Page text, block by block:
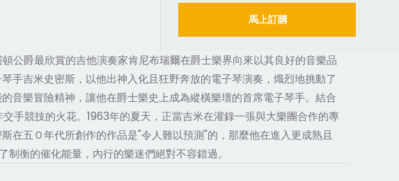
馬上訂購
公爵最欣賞的吉他演奏家肯尼布瑞爾在爵士樂界向來以其良好的音樂品
手吉米史密斯，以他出神入化且狂野奔放的電子琴演奏，熾烈地挑動了
音樂冒險精神，讓他在爵士樂史上成為縱橫樂壇的首席電子琴手。結合
手競技的火花。1963年的夏天，正當吉米在灌錄一張與大樂團合作的專
在五Ｏ年代所創作的作品是"令人難以預測"的，那麼他在進入更成熟且
衡的催化能量，內行的樂迷們絕對不容錯過。